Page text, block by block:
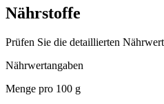
Nährstoffe
Prüfen Sie die detaillierten
Nährwertangaben
Menge pro 100 g